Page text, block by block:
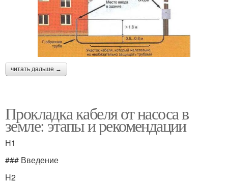
читать дальше →
Прокладка кабеля от насоса в
земле: этапы и рекомендации
H1
### Введение
H2